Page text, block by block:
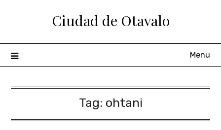
Ciudad de Otavalo
Menu
Tag: ohtani